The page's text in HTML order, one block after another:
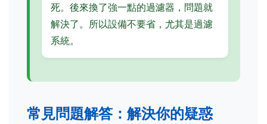
死。後來換了強一點的過濾器，問題就
解決了。所以設備不要省，尤其是過濾
系統。
常見問題解答：解決你的疑惑